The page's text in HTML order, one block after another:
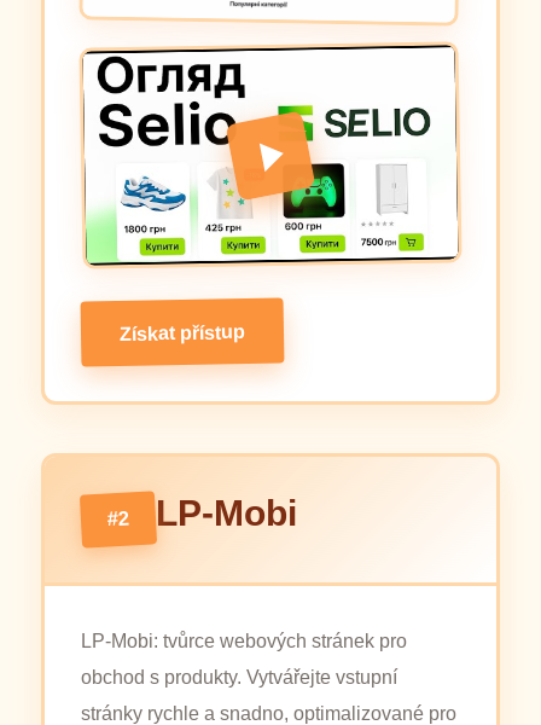
Získat přístup
#2 LP-Mobi
LP-Mobi: tvůrce webových stránek pro
obchod s produkty. Vytvářejte vstupní
stránky rychle a snadno, optimalizované pro